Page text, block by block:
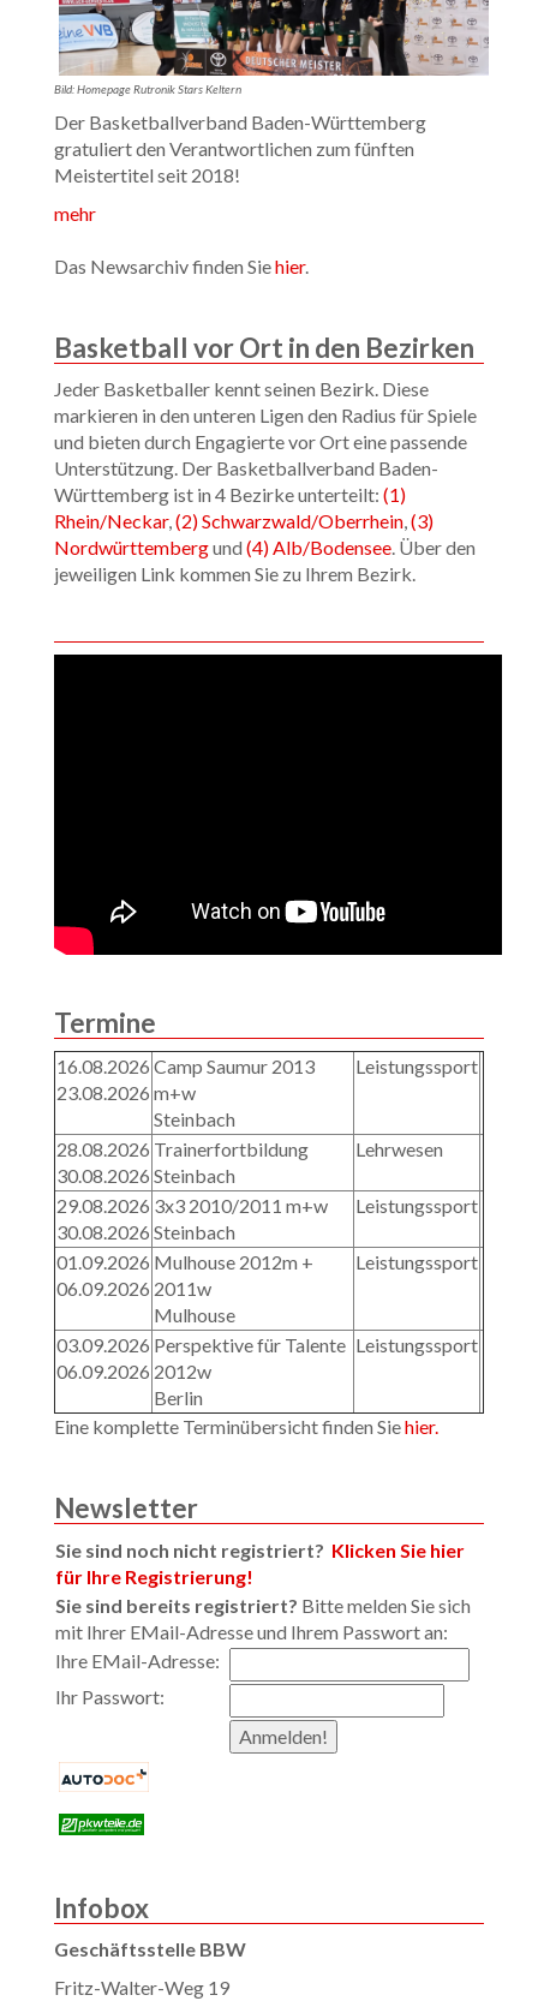
Bild: Homepage Rutronik Stars Keltern
Der Basketballverband Baden-Württemberg
gratuliert den Verantwortlichen zum fünften
Meistertitel seit 2018!
mehr
Das Newsarchiv finden Siehier.
Basketball vor Ort in den Bezirken
Jeder Basketballer kennt seinen Bezirk. Diese
markieren in den unteren Ligen den Radius für Spiele
und bieten durch Engagierte vor Ort eine passende
Unterstützung. Der Basketballverband Baden-
Württemberg ist in 4 Bezirke unterteilt: (1)
Rhein/Neckar, (2) Schwarzwald/Oberrhein (3)
Nordwürttembergund (4) Alb/Bodensee . Über den
jeweiligen Link kommen Sie zu Ihrem Bezirk.
Termine
16.08.2026
23.08.2026
Camp Saumur 2013
m+w
Steinbach
Leistungssport
28.08.2026
30.08.2026
Trainerfortbildung
Steinbach
Lehrwesen
29.08.2026
30.08.2026
3x3 2010/2011 m+w
Steinbach
Leistungssport
01.09.2026
06.09.2026
Mulhouse 2012m +
2011w
Mulhouse
Leistungssport
03.09.2026
06.09.2026
Perspektive für Talente
2012w
Berlin
Leistungssport
Eine komplette Terminübersicht finden Siehier.
Newsletter
Sie sind noch nicht registriert? Klicken Sie hier
für Ihre Registrierung!
Sie sind bereits registriert? Bitte melden Sie sich
mit Ihrer EMail-Adresse und Ihrem Passwort an:
Ihre EMail-Adresse:
Ihr Passwort:
Infobox
Geschäftsstelle BBW
Fritz-Walter-Weg 19